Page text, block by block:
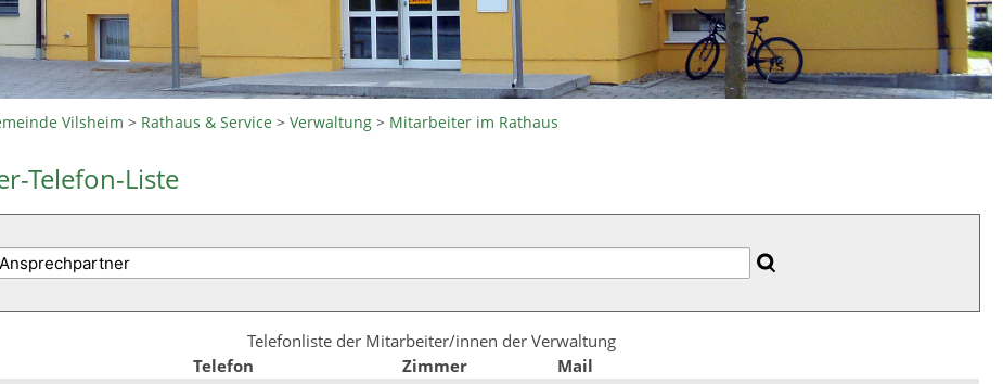
Vilsheim > Rathaus & Service >Verwaltung > Mitarbeiter im Rathaus
Telefon-Liste
Telefonliste der Mitarbeiter/innen der Verwaltung
Telefon Zimmer
Mail